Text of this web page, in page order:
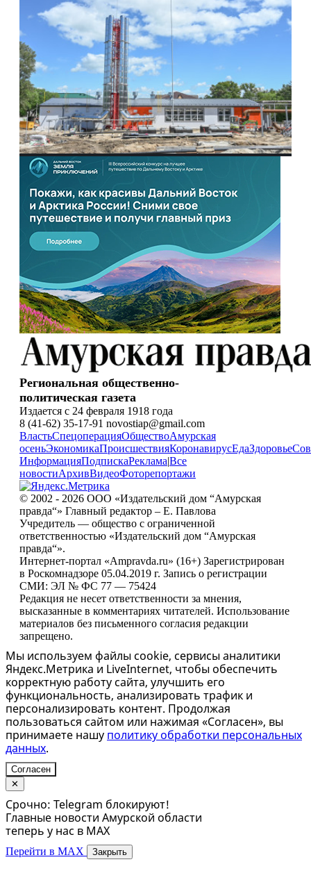
Региональная общественно-
политическая газета
Издается с 24 февраля 1918 года
8 (41-62) 35-17-91 novostiap@gmail.com
ВластьСпецоперацияОбществоАмурская
осеньЭкономикаПроисшествияКоронавирусЕдаЗдоровье
ИнформацияПодпискаРеклама|Все
новостиАрхивВидеоФоторепортажи
© 2002 - 2026 ООО «Издательский дом “Амурская
правда“» Главный редактор – Е. Павлова
Учредитель — общество с ограниченной
ответственностью «Издательский дом “Амурская
правда“».
Интернет-портал «Ampravda.ru» (16+) Зарегистрирован
в Роскомнадзоре 05.04.2019 г. Запись о регистрации
СМИ: ЭЛ № ФС 77 — 75424
Редакция не несет ответственности за мнения,
высказанные в комментариях читателей. Использование
материалов без письменного согласия редакции
запрещено.
Мы используем файлы cookie, сервисы аналитики
Яндекс.Метрика и LiveInternet, чтобы обеспечить
корректную работу сайта, улучшить его
функциональность, анализировать трафик и
персонализировать контент. Продолжая
пользоваться сайтом или нажимая «Согласен», вы
принимаете нашу политику обработки персональных
данных.
Согласен
✕
Срочно: Telegram блокируют!
Главные новости Амурской области
теперь у нас в MAX
Перейти в MAX Закрыть